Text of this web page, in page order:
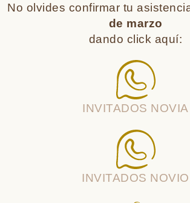
No olvides confirmar tu
de marzo
dando click aquí:
INVITADOS NOVIA
INVITADOS NOVIO